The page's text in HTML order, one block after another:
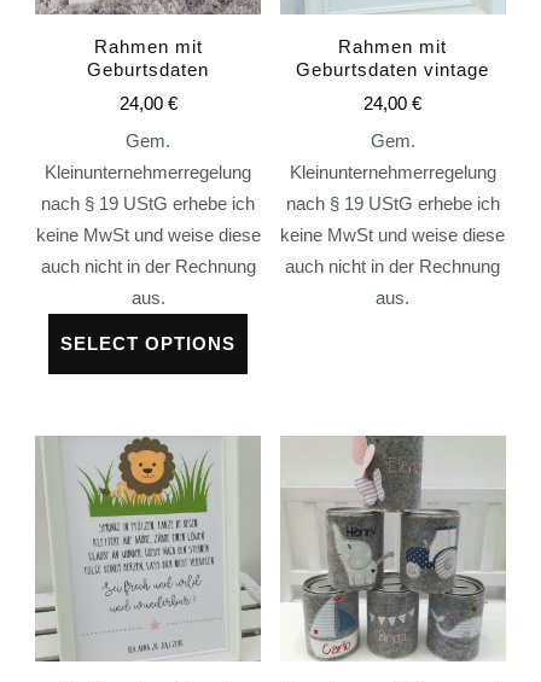
Rahmen mit
Geburtsdaten
24,00 €
Gem.
Kleinunternehmerregelung
nach § 19 UStG erhebe ich
keine MwSt und weise diese
auch nicht in der Rechnung
aus.
SELECT OPTIONS
Rahmen mit
Geburtsdaten vintage
24,00€
Gem.
Kleinunternehmerregelung
nach § 19 UStG erhebe ich
keine MwSt und weise diese
auch nicht in der Rechnung
aus.